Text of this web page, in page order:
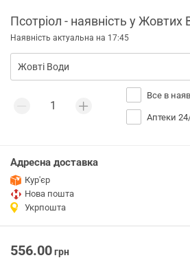
Псотріол - наявність у Жовтих
Наявність актуальна на 17:45
Все в
Аптеки
Адресна доставка
Кур'єр
Нова пошта
Укрпошта
556.00грн